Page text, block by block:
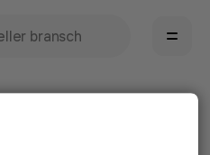
kan avhjälpa det.